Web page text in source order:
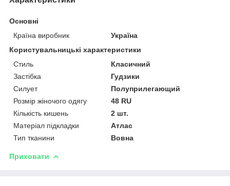
Основні
Країна виробник
Україна
Користувальницькі характеристики
Стиль
Класичний
Застібка
Гудзики
Силует
Полуприлегающий
Розмір жіночого одягу
48 RU
Кількість кишень
2 шт.
Матеріал підкладки
Атлас
Тип тканини
Вовна
Приховати